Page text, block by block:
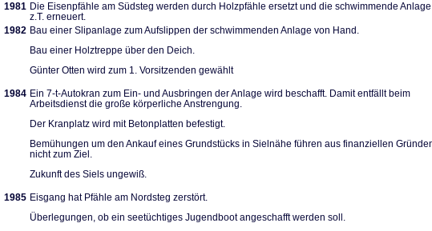
1981 Die Eisenpfähle am Südsteg werden durch Holzpfähle ersetzt und die schwimmende Anlage
z.T. erneuert.
1982 Bau einer Slipanlage zum Aufslippen der schwimmenden Anlage von Hand.
Bau einer Holztreppe über den Deich.
Günter Otten wird zum 1. Vorsitzenden gewählt
1984 Ein 7-t-Autokran zum Ein- und Ausbringen der Anlage wird beschafft. Damit entfällt beim
Arbeits­dienst die große körperliche Anstrengung.
Der Kranplatz wird mit Be­tonplatten befestigt.
Bemühungen um den Ankauf eines Grundstücks in Sielnähe führen aus finanziellen
nicht zum Ziel.
Zukunft des Siels ungewiß.
1985 Eisgang hat Pfähle am Nordsteg zerstört.
Überlegungen, ob ein see­tüchtiges Jugendboot ange­schafft werden soll.